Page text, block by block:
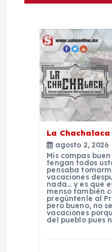
La Chachalaca
agosto 2, 2026
Mis compas
tengan todos
pensaba
vacaciones
nada… y es que
menso también
pregúntenle al
pero bueno, no
vacaciones
del pueblo pues